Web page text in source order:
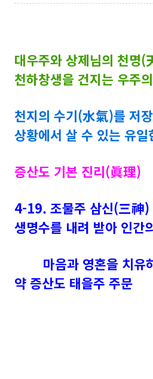
대우주와 상제님의 천명(
천하창생을 건지는 우주
천지의 수기(水氣)를 저
상황에서 살 수 있는 유
증산도 기본 진리(眞理)
4-19. 조물주 삼신(三神)
생명수를 내려 받아 인간
마음과 영혼을 치유
약 증산도 태을주 주문